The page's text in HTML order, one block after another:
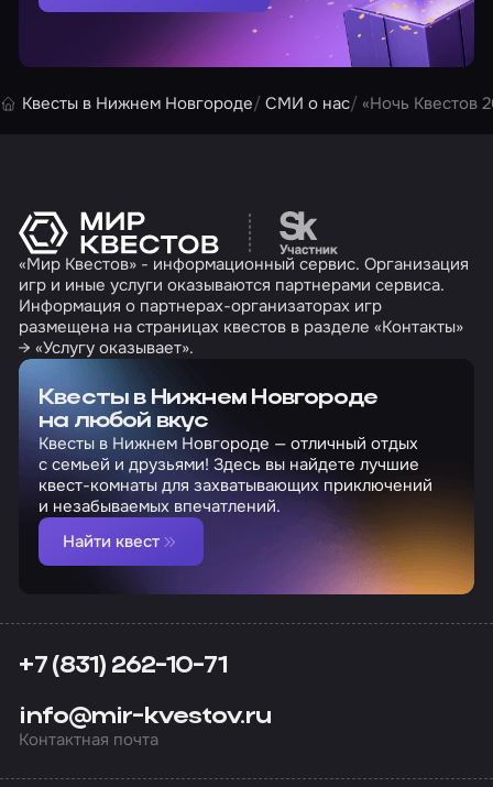
Квесты в Нижнем Новгороде СМИ о нас «Ночь Квестов
Перейти на сайт
«Мир Квестов» - информационный сервис. Организация
игр и иные услуги оказываются партнерами сервиса.
Информация о партнерах-организаторах игр
размещена на страницах квестов в разделе «Контакты»
→ «Услугу оказывает».
Квесты в Нижнем Новгороде
на любой вкус
Квесты в Нижнем Новгороде — отличный отдых
с семьей и друзьями! Здесь вы найдете лучшие
квест-комнаты для захватывающих приключений
и незабываемых впечатлений.
Найти квест
+7 (831) 262-10-71
info@mir-kvestov.ru
Контактная почта